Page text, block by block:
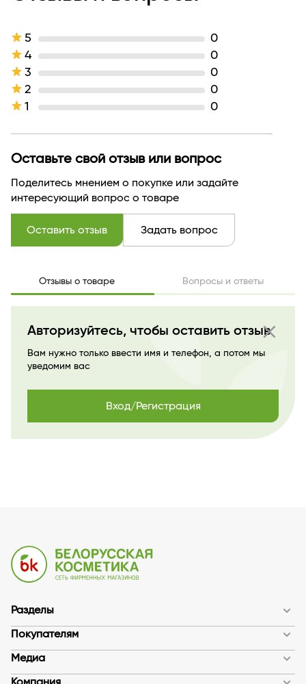
Линейка
Эффект / Свойство
зеркальный эффект
Тип продукта
Тон
тон:13 лоск ниццы
Производитель
Страна бренда
5
0
4
0
3
0
2
0
1
0
Оставьте свой отзыв или вопрос
Поделитесь мнением о покупке или задайте
интересующий вопрос о товаре
Оставить отзыв Задать вопрос
Отзывы о товаре Вопросы и ответы
close
Авторизуйтесь, чтобы оставить отзыв
Вам нужно только ввести имя и телефон, а потом мы
уведомим вас
Вход/Регистрация
Разделы
Покупателям
Медиа